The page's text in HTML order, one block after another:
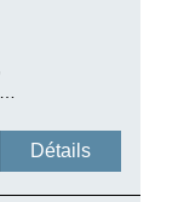
Détails